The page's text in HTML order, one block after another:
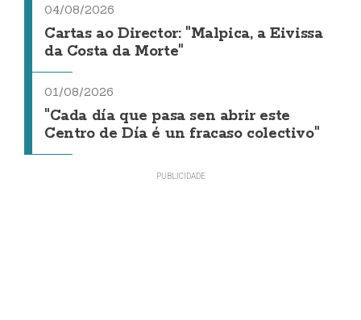
04/08/2026
Cartas ao Director: "Malpica, a Eivissa
da Costa da Morte"
01/08/2026
"Cada día que pasa sen abrir este
Centro de Día é un fracaso colectivo"